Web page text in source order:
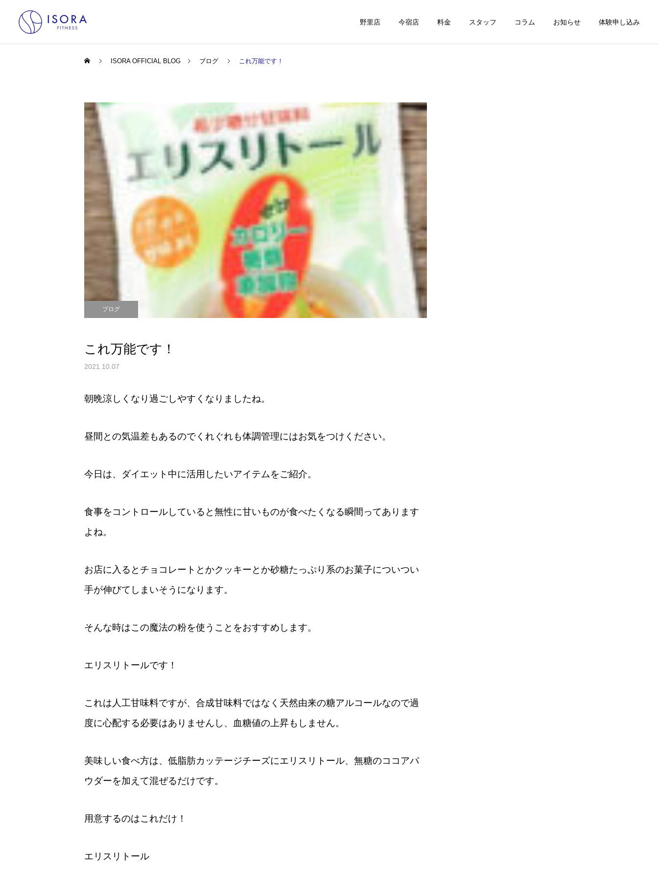
野里店 今宿店 料金 スタッフ コラム お知らせ 体験申し込み
ISORA OFFICIAL BLOG ブログ これ万能です！
ブログ
これ万能です！
2021.10.07
朝晩涼しくなり過ごしやすくなりましたね。
昼間との気温差もあるのでくれぐれも体調管理にはお気をつけください。
今日は、ダイエット中に活用したいアイテムをご紹介。
食事をコントロールしていると無性に甘いものが食べたくなる瞬間ってあります
よね。
お店に入るとチョコレートとかクッキーとか砂糖たっぷり系のお菓子についつい
手が伸びてしまいそうになります。
そんな時はこの魔法の粉を使うことをおすすめします。
エリスリトールです！
これは人工甘味料ですが、合成甘味料ではなく天然由来の糖アルコールなので過
度に心配する必要はありませんし、血糖値の上昇もしません。
美味しい食べ方は、低脂肪カッテージチーズにエリスリトール、無糖のココアパ
ウダーを加えて混ぜるだけです。
用意するのはこれだけ！
エリスリトール